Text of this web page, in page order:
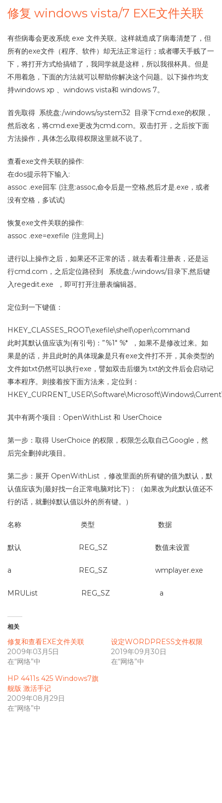
修复 windows vista/7 EXE文件关联
有些病毒会更改系统 exe 文件关联。这样就造成了病毒清楚了，但
所有的exe文件（程序、软件）却无法正常运行；或者哪天手贱了一
下，将打开方式给搞错了，我同学就是这样，所以我很杯具。但是
不用着急，下面的方法就可以帮助你解决这个问题。以下操作均支
持windows xp 、windows vista和 windows 7。
首先取得 系统盘:/windows/system32 目录下cmd.exe的权限，
然后改名，将cmd.exe更改为cmd.com。双击打开，之后按下面
方法操作，具体怎么取得权限这里就不说了。
查看exe文件关联的操作:
在dos提示符下输入:
assoc .exe回车 (注意:assoc,命令后是一空格,然后才是.exe，或者
没有空格，多试试)
恢复exe文件关联的操作:
assoc .exe=exefile (注意同上)
进行以上操作之后，如果还不正常的话，就去看看注册表，还是运
行cmd.com，之后定位路径到 系统盘:/windows/目录下,然后键
入regedit.exe ，即可打开注册表编辑器。
定位到一下键值：
HKEY_CLASSES_ROOT\exefile\shell\open\command
此时其默认值应该为(有引号)：”%1″ %* ，如果不是修改过来。如
果是的话，并且此时的具体现象是只有exe文件打不开，其余类型的
文件如txt仍然可以执行exe，譬如双击后缀为.txt的文件后会启动记
事本程序。则接着按下面方法来，定位到：
其中有两个项目：OpenWithList 和 UserChoice
第一步：取得 UserChoice 的权限，权限怎么取自己Google，然
后完全删掉此项目。
第二步：展开 OpenWithList ，修改里面的所有键的值为默认，默
认值应该为(最好找一台正常电脑对比下)：（如果改为此默认值还不
行的话，就删掉默认值以外的所有键。）
名称 类型 数据
默认 REG_SZ 数值未设置
a REG_SZ wmplayer.exe
MRUList REG_SZ a
相关
修复和查看EXE文件关联
2009年03月5日
在“网络”中
设定WORDPRESS文件权限
2019年09月30日
在“网络”中
HP 4411s 425 Windows7旗
舰版 激活手记
2009年08月29日
在“网络”中